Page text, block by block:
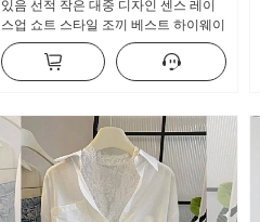
있음 선적 작은 대중 디자인 센스 레이
스업 쇼트 스타일 조끼 베스트 하이웨이
스트 도루 센스 넓은 다리 캐주얼 바지
세트